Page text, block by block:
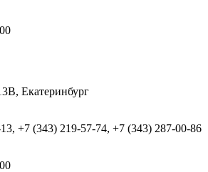
Екатеринбург
+7 (343) 219-57-74, +7 (343) 287-00-86